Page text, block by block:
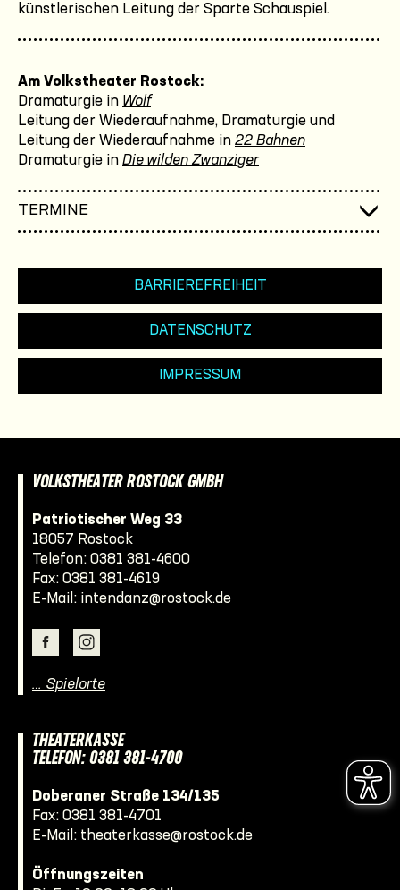
künstlerischen Leitung der Sparte Schauspiel.
Am Volkstheater Rostock:
Dramaturgie in Wolf
Leitung der Wiederaufnahme, Dramaturgie und
Leitung der Wiederaufnahme in 22 Bahnen
Dramaturgie in Die wilden Zwanziger
TERMINE
BARRIEREFREIHEIT
DATENSCHUTZ
IMPRESSUM
VOLKSTHEATER ROSTOCK GMBH
Patriotischer Weg 33
18057 Rostock
Telefon: 0381 381-4600
Fax: 0381 381-4619
E-Mail: intendanz@rostock.de
… Spielorte
THEATERKASSE
TELEFON: 0381 381-4700
Doberaner Straße 134/135
Fax: 0381 381-4701
E-Mail: theaterkasse@rostock.de
Öffnungszeiten